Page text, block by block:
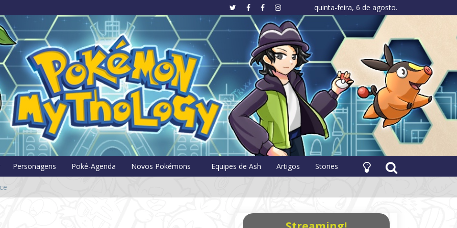
quinta-feira, 6 de agosto.
Pokémon Mythology
Personagens Poké-Agenda Novos Pokémons Equipes de Ash Artigos Stories